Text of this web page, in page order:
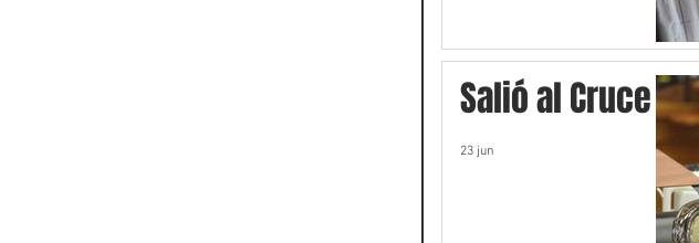
Salió al Cruce
23 jun